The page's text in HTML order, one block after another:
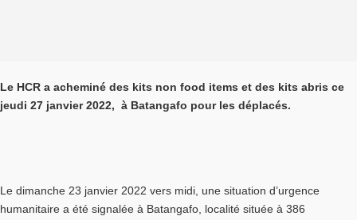
Le HCR a acheminé des kits non food items et des kits abris ce
jeudi 27 janvier 2022, à Batangafo pour les déplacés.
Le dimanche 23 janvier 2022 vers midi, une situation d’urgence
humanitaire a été signalée à Batangafo, localité située à 386